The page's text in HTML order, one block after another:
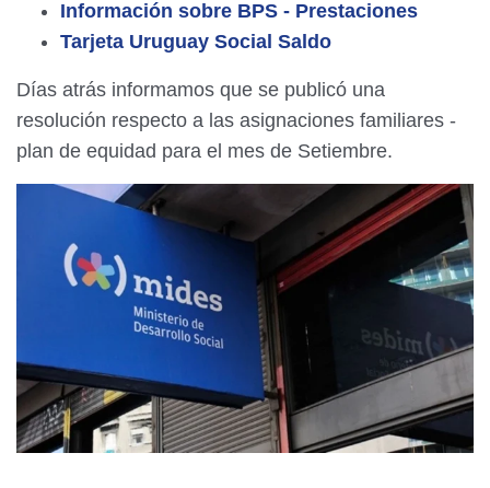
Información sobre BPS - Prestaciones
Tarjeta Uruguay Social Saldo
Días atrás informamos que se publicó una
resolución respecto a las asignaciones familiares -
plan de equidad para el mes de Setiembre.